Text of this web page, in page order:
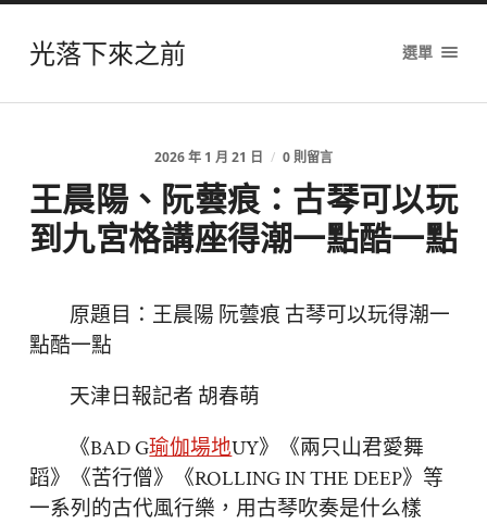
光落下來之前 選單
2026 年 1 月 21 日 / 0 則留言
王晨陽、阮蕓痕：古琴可以玩
到九宮格講座得潮一點酷一點
原題目：王晨陽 阮蕓痕 古琴可以玩得潮一
點酷一點
天津日報記者 胡春萌
《BAD G瑜伽場地UY》《兩只山君愛舞
蹈》《苦行僧》《ROLLING IN THE DEEP》等
一系列的古代風行樂，用古琴吹奏是什么樣